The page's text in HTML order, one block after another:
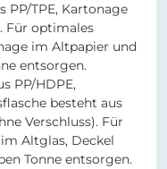
PP/TPE, Kartonage
Für optimales
im Altpapier und
entsorgen.
PP/HDPE,
besteht aus
Verschluss). Für
Altglas, Deckel
Tonne entsorgen.